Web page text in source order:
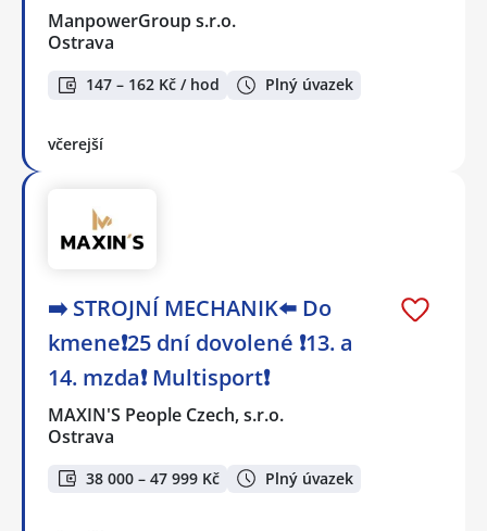
ManpowerGroup s.r.o.
Ostrava
147 – 162 Kč / hod Plný úvazek
včerejší
➡️ STROJNÍ MECHANIK⬅️ Do
kmene❗25 dní dovolené ❗13. a
14. mzda❗ Multisport❗
MAXIN'S People Czech, s.r.o.
Ostrava
38 000 – 47 999 Kč Plný úvazek